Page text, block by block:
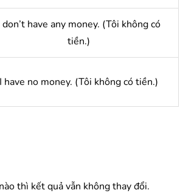
don’t have any money. (Tôi không có
tiền.)
I have no money. (Tôi không có tiền.)
thì kết quả vẫn không thay đổi.